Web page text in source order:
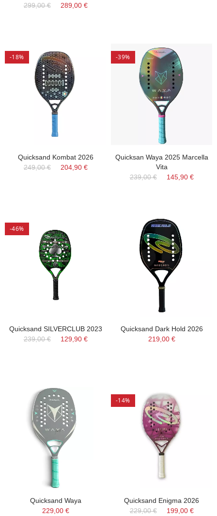
299,00 €
289,00 €
-18%
Quicksand Kombat 2026
249,00 €
204,90 €
-39%
Quicksan Waya 2025 Marcella
Vita
239,00 €
145,90 €
-46%
Quicksand SILVERCLUB 2023
239,00 €
129,90 €
Quicksand Dark Hold 2026
219,00 €
Quicksand Waya
229,00 €
-14%
Quicksand Enigma 2026
229,00 €
199,00 €